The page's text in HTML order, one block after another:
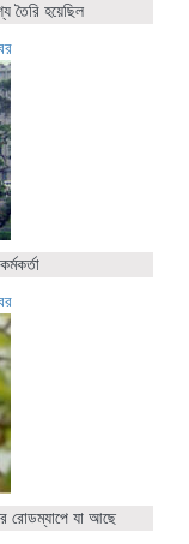
তৈরি হয়েছিল
রোডম্যাপে যা আছে